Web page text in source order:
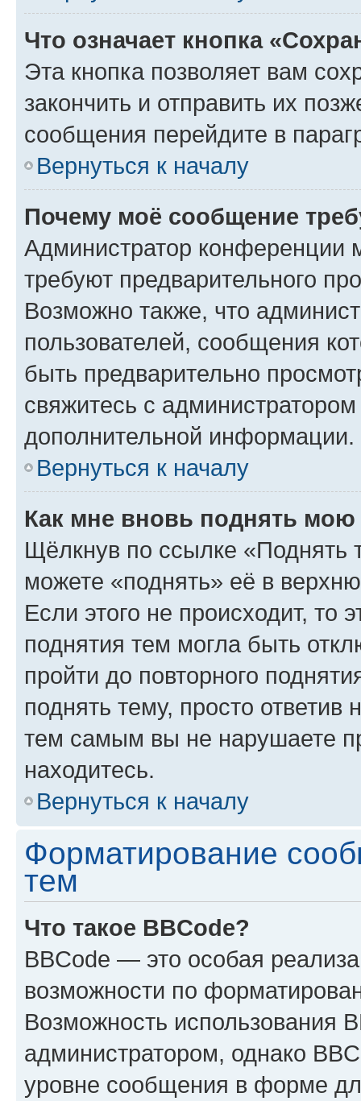
Что означает кнопка
Эта кнопка позволяет вам
закончить и отправить их
сообщения перейдите в
Вернуться к началу
Почему моё сообщение
Администратор конференции
требуют предварительного
Возможно также, что
пользователей, сообщения
быть предварительно
свяжитесь с
дополнительной информации.
Вернуться к началу
Как мне вновь поднять мою
Щёлкнув по ссылке «Поднять
можете «поднять» её в
Если этого не происходит, то
поднятия тем могла быть
пройти до повторного
поднять тему, просто ответив
тем самым вы не нарушаете
находитесь.
Вернуться к началу
Форматирование
тем
Что такое BBCode?
BBCode — это особая
возможности по
Возможность использования
администратором, однако
уровне сообщения в форме